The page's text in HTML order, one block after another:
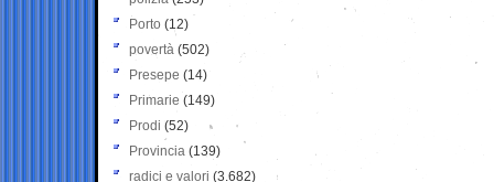
Porto (12)
povertà (502)
Presepe (14)
Primarie (149)
Prodi (52)
Provincia (139)
radici e valori (3.682)